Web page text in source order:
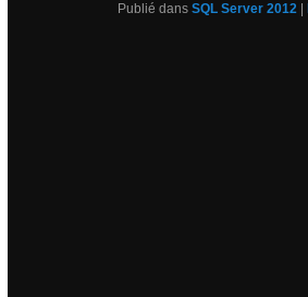
Publié dans SQL Server 2012